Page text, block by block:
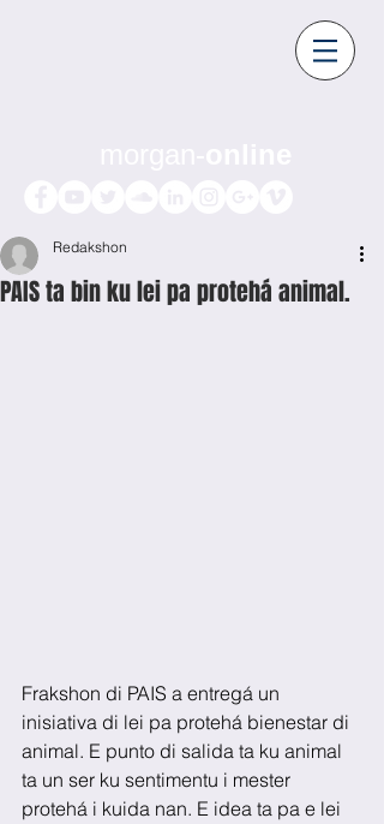
PAIS ta bin ku lei pa protehá animal.
Redakshon
Frakshon di PAIS a entregá un
inisiativa di lei pa protehá bienestar di
animal. E punto di salida ta ku animal
ta un ser ku sentimentu i mester
protehá i kuida nan. E idea ta pa e lei